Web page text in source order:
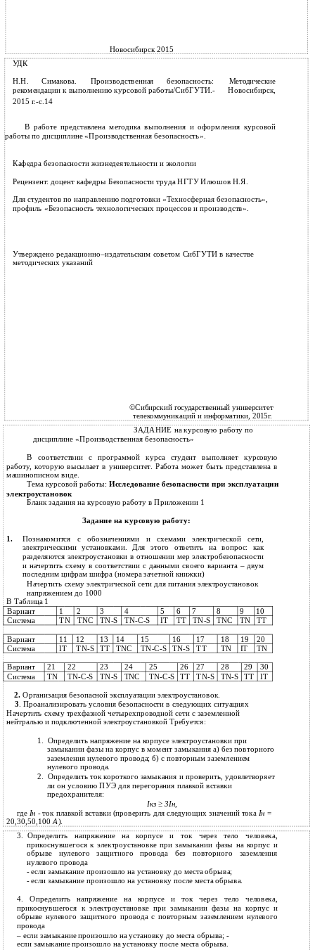
Новосибирск 2015
УДК
Н.Н. Симакова. Производственная безопасность: Методические
рекомендации к выполнению курсовой работы/СибГУТИ.-
Новосибирск,
2015 г.-с.14
В работе представлена методика выполнения и оформления курсовой
работы по дисциплине «Производственная безопасность».
Кафедра безопасности жизнедеятельности и экологии
Рецензент: доцент кафедры Безопасности труда НГТУ Илюшов Н.Я.
Для студентов по направлению подготовки «Техносферная безопасность»,
профиль «Безопасность технологических процессов и производств».
Утверждено редакционно–издательским советом СибГУТИ в качестве
методических указаний
©Сибирский государственный университет
телекоммуникаций и информатики, 2015г.
ЗАДАНИЕ на курсовую работу по
дисциплине «Производственная безопасность»
В соответствии с программой курса студент выполняет курсовую
работу, которую высылает в университет. Работа может быть представлена в
машинописном виде.
Тема курсовой работы: Исследование безопасности при эксплуатации
электроустановок
Бланк задания на курсовую работу в Приложении 1
Задание на курсовую работу:
1. Познакомится с обозначениями и схемами электрической сети,
электрическими установками. Для этого ответить на вопрос: как
разделяются электроустановки в отношении мер электробезопасности
и начертить схему в соответствии с данными своего варианта – двум
последним цифрам шифра (номера зачетной книжки)
Начертить схему электрической сети для питания электроустановок
напряжением до 1000
В Таблица 1
Вариант
1 2 3 4 5 6 7 8 9
10
Система
TN TNC TN-S TN-C-S IT TT TN-S TNC TN TT
Вариант 11 12 13 14 15 16 17 18 19
20
Система
IT TN-S TT TNC TN-C-S TN-S TT TN IT TN
Вариант 21 22 23 24 25 26 27 28 29
30
Система
TN TN-C-S TN-S TNC TN-C-S TT TN-S TN-S TT IT
2.Организация безопасной эксплуатации электроустановок.
3. Проанализировать условия безопасности в следующих ситуациях
Начертить схему трехфазной четырехпроводной сети с заземленной
нейтралью и подключенной электроустановкой Требуется:
1. Определить напряжение на корпусе электроустановки при
замыкании фазы на корпус в момент замыкания а) без повторного
заземления нулевого провода; б) с повторным заземлением
нулевого провода.
2. Определить ток короткого замыкания и проверить, удовлетворяет
ли он условию ПУЭ для перегорания плавкой вставки
предохранителя:
Iкз ≥ 3Iн,
где Iн - ток плавкой вставки (проверить для следующих значений тока Iн =
20,30,50,100А).
3. Определить напряжение на корпусе и ток через тело человека,
прикоснувшегося к электроустановке при замыкании фазы на корпус и
обрыве нулевого защитного провода без повторного заземления
нулевого провода
- если замыкание произошло на установку до места обрыва;
- если замыкание произошло на установку после места обрыва.
4. Определить напряжение на корпусе и ток через тело человека,
прикоснувшегося к электроустановке при замыкании фазы на корпус и
обрыве нулевого защитного провода с повторным заземлением нулевого
провода
– если замыкание произошло на установку до места обрыва; -
если замыкание произошло на установку после места обрыва.